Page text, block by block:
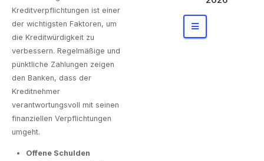
Kreditverpflichtungen ist einer
der wichtigsten Faktoren, um
die Kreditwürdigkeit zu
verbessern. Regelmäßige und
pünktliche Zahlungen zeigen
den Banken, dass der
Kreditnehmer
verantwortungsvoll mit seinen
finanziellen Verpflichtungen
umgeht.
Offene Schulden
uben
private
Bauherre